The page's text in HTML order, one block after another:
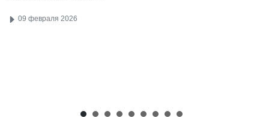
09 февраля 2026